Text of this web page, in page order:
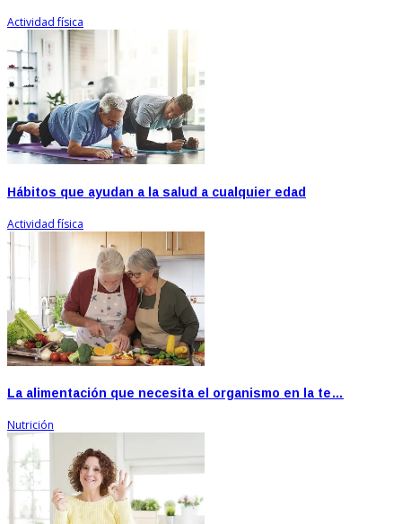
Actividad física
Hábitos que ayudan a la salud a cualquier edad
Actividad física
La alimentación que necesita el organismo en la te…
Nutrición